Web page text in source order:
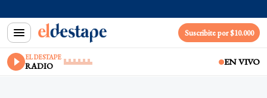
Suscribite por $10.000
EL DESTAPE
RADIO EN VIVO